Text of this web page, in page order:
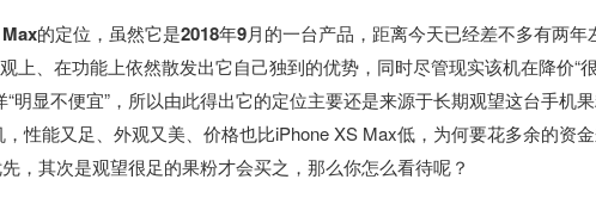
的定位，虽然它是2018年9月的一台产品，距离今天已经差不多有两年
上、在功能上依然散发出它自己独到的优势 ，同时尽管现实该机在降价“
明显不便宜”，所以由此得出它的定位主要还是来源于长期观望这台手机
性能又足、外观又美、价格也比iPhone XS Max低，为何要花多余的资
，其次是观望很足的果粉才会买之，那么你怎么看待呢？